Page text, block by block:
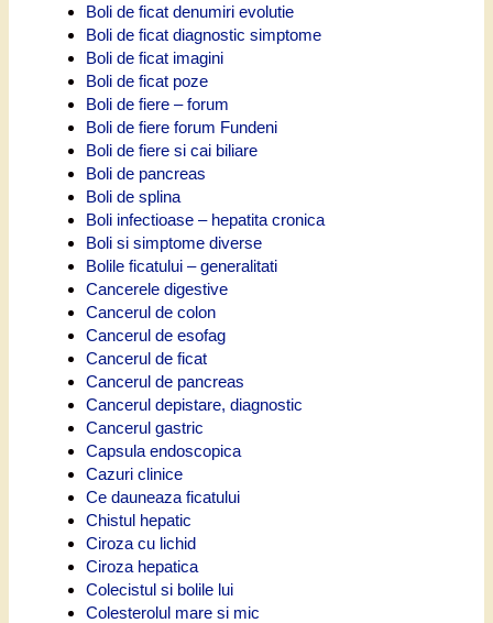
Boli de ficat denumiri evolutie
Boli de ficat diagnostic simptome
Boli de ficat imagini
Boli de ficat poze
Boli de fiere – forum
Boli de fiere forum Fundeni
Boli de fiere si cai biliare
Boli de pancreas
Boli de splina
Boli infectioase – hepatita cronica
Boli si simptome diverse
Bolile ficatului – generalitati
Cancerele digestive
Cancerul de colon
Cancerul de esofag
Cancerul de ficat
Cancerul de pancreas
Cancerul depistare, diagnostic
Cancerul gastric
Capsula endoscopica
Cazuri clinice
Ce dauneaza ficatului
Chistul hepatic
Ciroza cu lichid
Ciroza hepatica
Colecistul si bolile lui
Colesterolul mare si mic